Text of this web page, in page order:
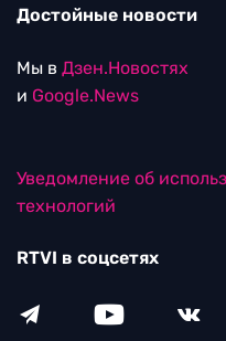
Достойные новости
Мы в Дзен.Новостях
и Google.News
Уведомление об
технологий
RTVI в соцсетях